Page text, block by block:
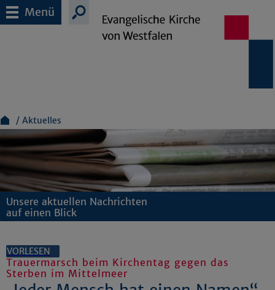
Menü
Aktuelles
Unsere aktuellen Nachrichten
auf einen Blick
VORLESEN
Trauermarsch beim Kirchentag gegen das
Sterben im Mittelmeer